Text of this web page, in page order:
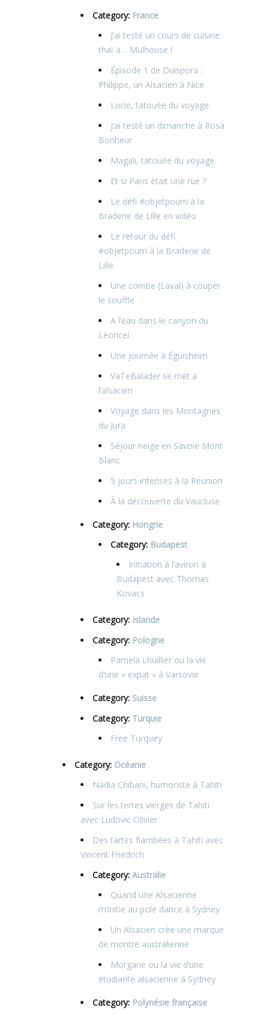
Category: France
J’ai testé un cours de cuisine
thaï à… Mulhouse !
Épisode 1 de Diaspora :
Philippe, un Alsacien à Nice
Lucie, tatouée du voyage
J’ai testé un dimanche à Rosa
Bonheur
Magali, tatouée du voyage
Et si Paris était une rue ?
Le défi #objetpourri à la
Braderie de Lille en vidéo
Le retour du défi
#objetpourri à la Braderie de
Lille
Une combe (Laval) à couper
le souffle
A l’eau dans le canyon du
Léoncel
Une journée à Éguisheim
VaTeBalader se met à
l’alsacien
Voyage dans les Montagnes
du Jura
Séjour neige en Savoie Mont
Blanc
5 jours intenses à la Réunion
À la découverte du Vaucluse
Category: Hongrie
Category: Budapest
Initiation à l’aviron à
Budapest avec Thomas
Kovacs
Category: Islande
Category: Pologne
Pamela Lhuillier ou la vie
d’une « expat » à Varsovie
Category: Suisse
Category: Turquie
Free Turquey
Category: Océanie
Nadia Chibani, humoriste à Tahiti
Sur les terres vierges de Tahiti
avec Ludovic Olivier
Des tartes flambées à Tahiti avec
Vincent Friedrich
Category: Australie
Quand une Alsacienne
m’initie au pole dance à Sydney
Un Alsacien crée une marque
de montre australienne
Morgane ou la vie d’une
étudiante alsacienne à Sydney
Category: Polynésie française